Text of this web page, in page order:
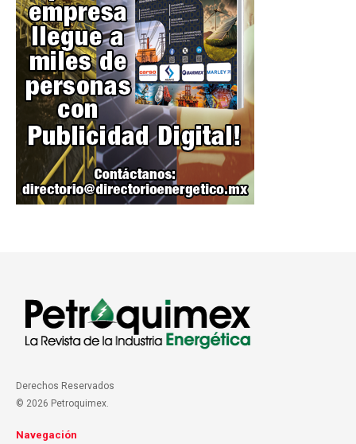
Derechos Reservados
© 2026 Petroquimex.
Navegación